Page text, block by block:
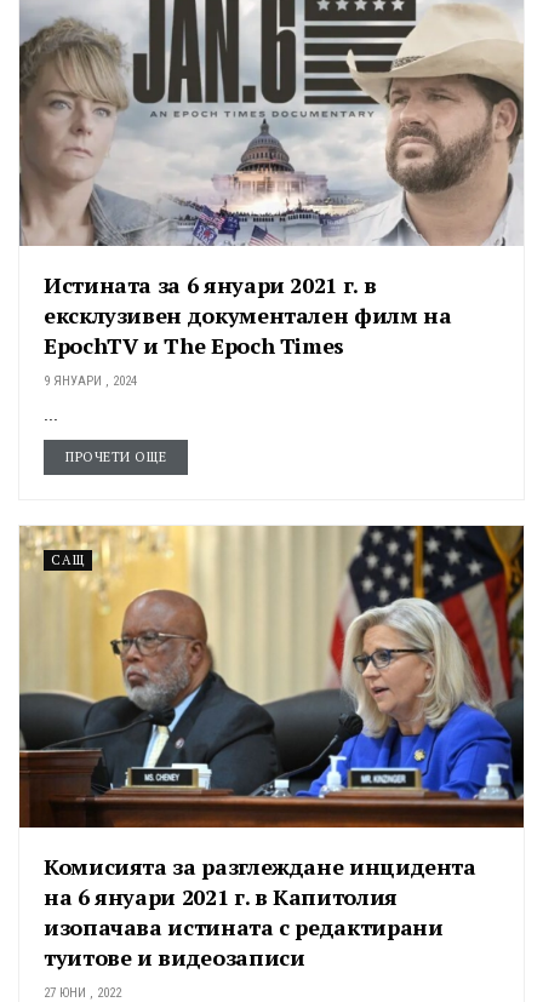
Истината за 6 януари 2021 г. в
ексклузивен документален филм на
EpochTV и The Epoch Times
9 ЯНУАРИ , 2024
ПРОЧЕТИ ОЩЕ
САЩ
Комисията за разглеждане инцидента
на 6 януари 2021 г. в Капитолия
изопачава истината с редактирани
туитове и видеозаписи
27 ЮНИ , 2022